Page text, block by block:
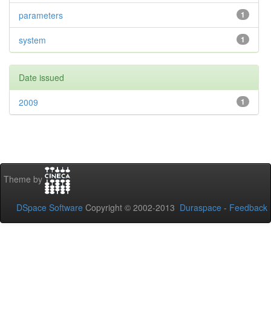
1
parameters
1
system
Date issued
1
2009
Theme by
DSpace Software Copyright © 2002-2013 Duraspace - Feedback